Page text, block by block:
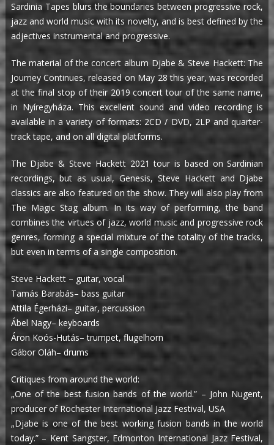
Sardinia Tapes blurs the boundaries between progressive rock,
jazz and world music with its novelty, and is best defined by the
adjectives instrumental and progressive.
The material of the concert album Djabe & Steve Hackett: The
Journey Continues, released on May 28 this year, was recorded
at the final stop of their 2019 concert tour of the same name,
in Nyíregyháza. This excellent sound and video recording is
available in a variety of formats: 2CD / DVD, 2LP and quarter-
track tape, and on all digital platforms.
The Djabe & Steve Hackett 2021 tour is based on Sardinian
recordings, but as usual, Genesis, Steve Hackett and Djabe
classics are also featured on the show. They will also play from
The Magic Stag album. In its way of performing, the band
combines the virtues of jazz, world music and progressive rock
genres, forming a special mixture of the totality of the tracks,
but even in terms of a single composition.
Steve Hackett – guitar, vocal
Tamás Barabás– bass guitar
Attila Égerházi– guitar, percussion
Ábel Nagy– keyboards
Áron Koós-Hutás– trumpet, flugelhorn
Gábor Oláh– drums
Critiques from around the world:
„One of the best fusion bands of the world.” – John Nugent,
producer of Rochester International Jazz Festival, USA
„Djabe is one of the best working fusion bands in the world
today.” – Kent Sangster, Edmonton International Jazz Festival,